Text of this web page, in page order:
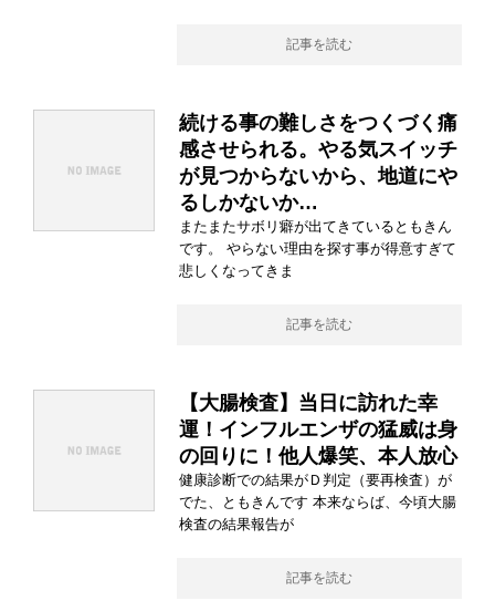
記事を読む
続ける事の難しさをつくづく痛
感させられる。やる気スイッチ
が見つからないから、地道にや
るしかないか…
またまたサボリ癖が出てきているともきん
です。 やらない理由を探す事が得意すぎて
悲しくなってきま
記事を読む
【大腸検査】当日に訪れた幸
運！インフルエンザの猛威は身
の回りに！他人爆笑、本人放心
健康診断での結果がＤ判定（要再検査）が
でた、ともきんです 本来ならば、今頃大腸
検査の結果報告が
記事を読む